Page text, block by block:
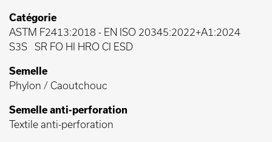
Catégorie
ASTM F2413:2018 - EN ISO 20345:2022+A1:2024
S3S
SR FO HI HRO CI ESD
Semelle
Phylon / Caoutchouc
Semelle anti-perforation
Textile anti-perforation